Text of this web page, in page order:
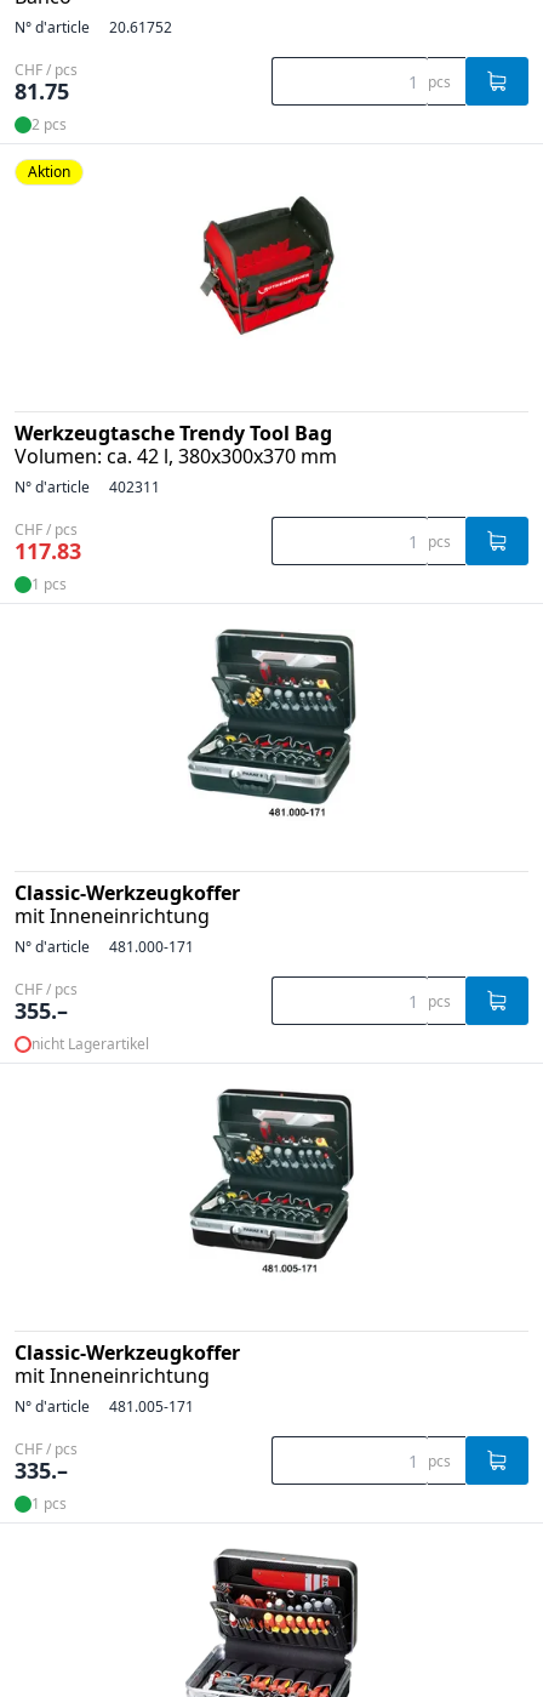
N° d'article 20.61752
CHF / pcs
81.75 pcs
2 pcs
Aktion
Werkzeugtasche Trendy Tool Bag
Volumen: ca. 42 l, 380x300x370 mm
N° d'article 402311
CHF / pcs
117.83 pcs
1 pcs
Classic-Werkzeugkoffer
mit Inneneinrichtung
N° d'article 481.000-171
CHF / pcs
355.– pcs
nicht Lagerartikel
Classic-Werkzeugkoffer
mit Inneneinrichtung
N° d'article 481.005-171
CHF / pcs
335.– pcs
1 pcs